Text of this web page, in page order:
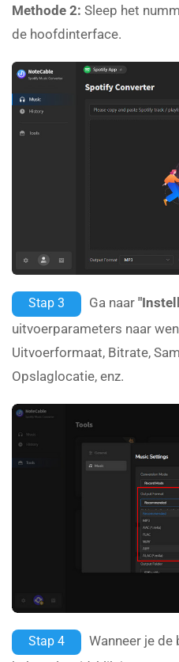
Methode 2: Sleep het
de hoofdinterface.
Stap 3 Ga naar
uitvoerparameters naar
Uitvoerformaat, Bitrate,
Opslaglocatie, enz.
Stap 4
Wanneer je